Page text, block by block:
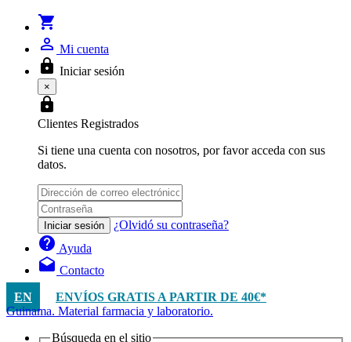
shopping_cart
person_outline Mi cuenta
lock Iniciar sesión
×
lock
Clientes Registrados
Si tiene una cuenta con nosotros, por favor acceda con sus
datos.
Iniciar sesión ¿Olvidó su contraseña?
help Ayuda
drafts Contacto
EN
ENVÍOS GRATIS A PARTIR DE 40€*
Guinama. Material farmacia y laboratorio.
Búsqueda en el sitio